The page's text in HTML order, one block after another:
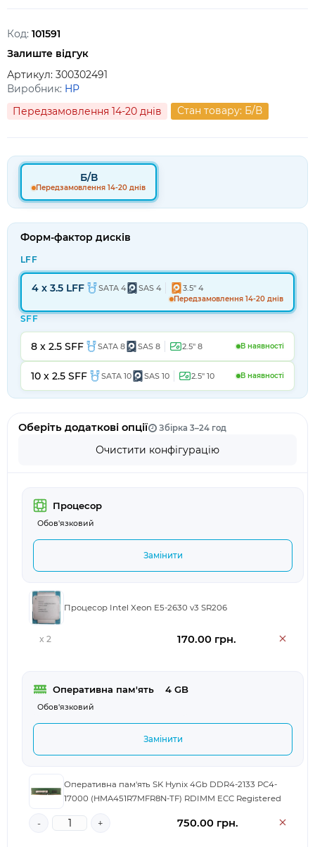
Код: 101591
Залиште відгук
Артикул: 300302491
Виробник: HP
Передзамовлення 14-20 днів
Стан товару: Б/В
Б/В
Передзамовлення 14-20 днів
Форм-фактор дисків
LFF
4 x 3.5 LFF SATA 4 SAS 4 3.5" 4
Передзамовлення 14-20 днів
SFF
8 x 2.5 SFF SATA 8 SAS 8 2.5" 8 В наявності
10 x 2.5 SFF SATA 10 SAS 10 2.5" 10 В наявності
Оберіть додаткові опції Збірка 3–24 год
Очистити конфігурацію
Процесор
Обов'язковий
Замінити
Процесор Intel Xeon E5-2630 v3 SR206
x 2 170.00 грн.
Оперативна пам'ять
	4 GB
Обов'язковий
Замінити
Оперативна пам'ять SK Hynix 4Gb DDR4-2133 PC4-
17000 (HMA451R7MFR8N-TF) RDIMM ECC Registered
- + 750.00 грн.